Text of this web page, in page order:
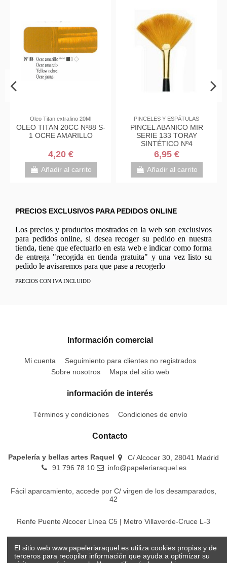
Oleo Titan extrafino 20Ml
OLEO TITAN 20CC Nº88 S-
1 OCRE AMARILLO
4,20 €
Añadir al carrito
PINCELES Y ESPÁTULAS
PINCEL ABANICO MIR
SERIE 133 TORAY
SINTÉTICO Nº4
6,95 €
Añadir al carrito
PRECIOS EXCLUSIVOS PARA PEDIDOS ONLINE
Los precios y productos mostrados en la web son exclusivos
para pedidos online, si desea recoger su pedido en nuestra
tienda, tiene que efectuarlo en esta web e indicar como forma
de entrega "recogida en tienda gratuita" y una vez listo su
pedido le avisaremos para que pase a recogerlo
PRECIOS CON IVA INCLUIDO
Información comercial
Mi cuenta
Seguimiento para clientes no registrados
Sobre nosotros
Mapa del sitio web
información de interés
Términos y condiciones Condiciones de envío
Contacto
Papelería y bellas artes Raquel
C/ Alcocer 30, 28041 Madrid
91 796 78 10
info@papeleriaraquel.es
Fácil aparcamiento, accede por C/ virgen de los desamparados,
42
Renfe Puente Alcocer Línea C5 | Metro Villaverde-Cruce L-3
El sitio web www.papeleriaraquel.es utiliza cookies propias y de
terceros para recopilar información que ayuda a optimizar su